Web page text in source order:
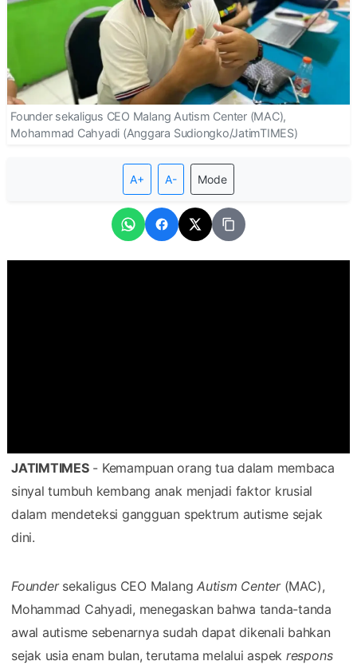
Founder sekaligus CEO Malang Autism Center (MAC),
Mohammad Cahyadi (Anggara Sudiongko/JatimTIMES)
A+ A- Mode
JATIMTIMES- Kemampuan orang tua dalam membaca
sinyal tumbuh kembang anak menjadi faktor krusial
dalam mendeteksi gangguan spektrum autisme sejak
dini.
Foundersekaligus CEO MalangAutism Center(MAC),
Mohammad Cahyadi, menegaskan bahwa tanda-tanda
awal autisme sebenarnya sudah dapat dikenali bahkan
sejak usia enam bulan, terutama melalui aspek respons